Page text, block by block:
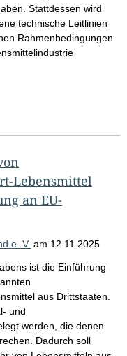
Stattdessen wird
technische Leitlinien
Rahmenbedingungen
Lebensmittel
an EU-
e. V. am 12.11.2025
ist die Einführung
aus Drittstaaten.
und
werden, die denen
Dadurch soll